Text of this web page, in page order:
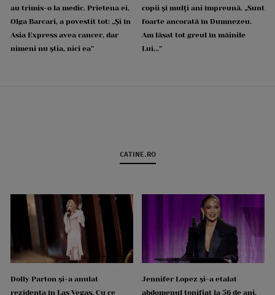
au trimis-o la medic. Prietena ei,
Olga Barcari, a povestit tot: „Și în
Asia Express avea cancer, dar
nimeni nu știa, nici ea”
copii și mulți ani împreună. „Sunt
foarte ancorată în Dumnezeu.
Am lăsat tot greul în mâinile
Lui...”
CATINE.RO
Dolly Parton și-a anulat
rezidența în Las Vegas. Cu ce
Jennifer Lopez și-a etalat
abdomenul tonifiat la 56 de ani.